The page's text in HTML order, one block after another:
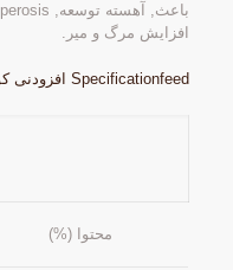
افزایش مرگ و میر.
Specificationfeed افزودنی کولین کلراید
محتوا (%)